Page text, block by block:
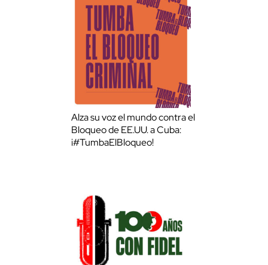
Alza su voz el mundo contra el
Bloqueo de EE.UU. a Cuba:
¡#TumbaElBloqueo!